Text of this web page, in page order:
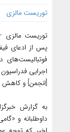
توریست مالزی
پس از ادعای‌
فوتبالیست‌های
اجرایی
[انجمن] و کاهش
به گزارش
داوطلبانه و